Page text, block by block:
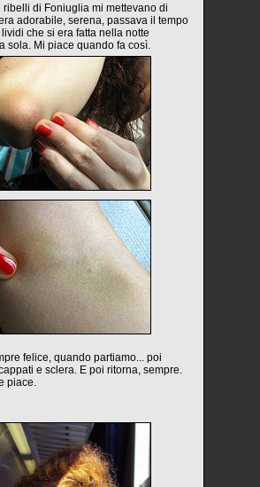
ribelli di Foniuglia mi mettevano di
adorabile, serena, passava il tempo
che si era fatta nella notte
sola. Mi piace quando fa così.
felice, quando partiamo... poi
e sclera. E poi ritorna, sempre.
piace.